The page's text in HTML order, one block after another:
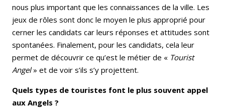
nous plus important que les connaissances de la ville. Les
jeux de rôles sont donc le moyen le plus approprié pour
cerner les candidats car leurs réponses et attitudes sont
spontanées. Finalement, pour les candidats, cela leur
permet de découvrir ce qu’est le métier de « Tourist
Angel» et de voir s’ils s’y projettent.
Quels types de touristes font le plus souvent appel
aux Angels ?